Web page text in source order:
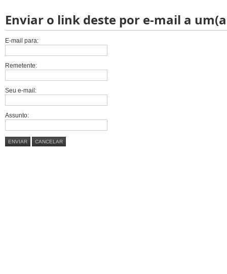
Enviar o link deste por e-mail a
E-mail para:
Remetente:
Seu e-mail:
Assunto:
ENVIAR CANCELAR